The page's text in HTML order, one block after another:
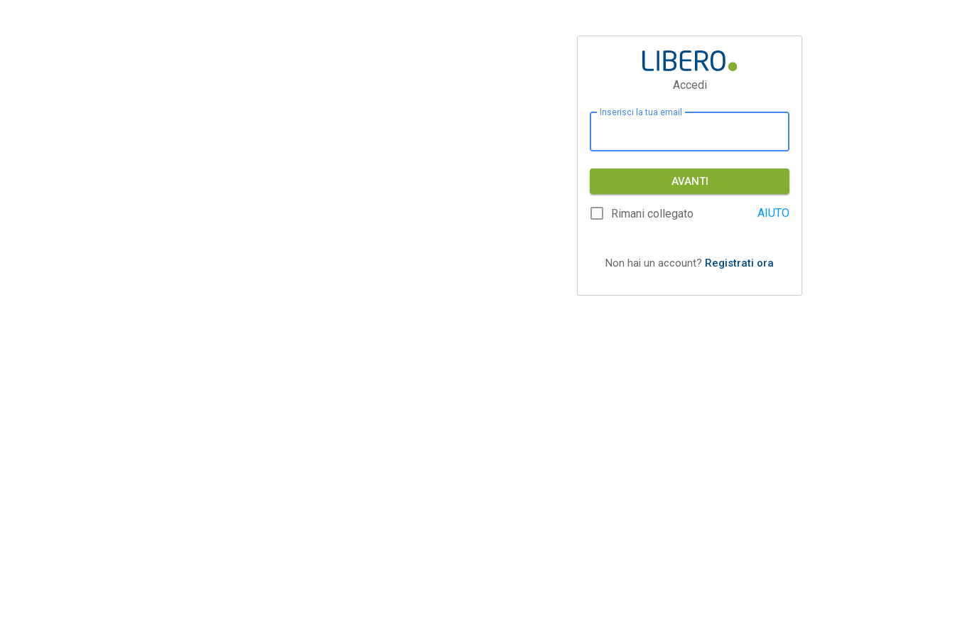
Accedi
Inserisci la tua email
AVANTI
Rimani collegato AIUTO
Non hai un account? Registrati ora